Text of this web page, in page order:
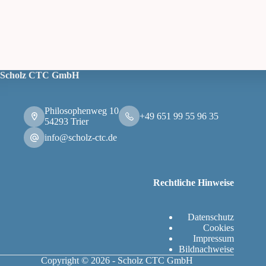
Scholz CTC GmbH
Philosophenweg 10
54293 Trier
+49 651 99 55 96 35
info@scholz-ctc.de
Rechtliche Hinweise
Datenschutz
Cookies
Impressum
Bildnachweise
Copyright © 2026 - Scholz CTC GmbH